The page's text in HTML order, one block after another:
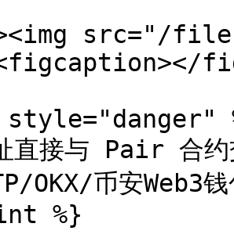
src="/files/
直接与 Pair 合约
OKX/币安Web3
%}